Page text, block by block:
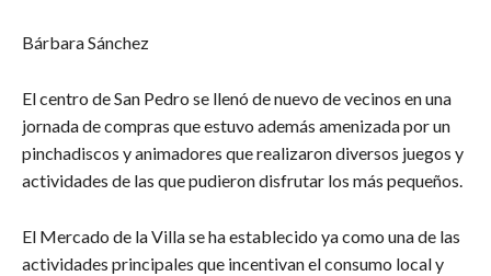
Bárbara Sánchez
El centro de San Pedro se llenó de nuevo de vecinos en una
jornada de compras que estuvo además amenizada por un
pinchadiscos y animadores que realizaron diversos juegos y
actividades de las que pudieron disfrutar los más pequeños.
El Mercado de la Villa se ha establecido ya como una de las
actividades principales que incentivan el consumo local y